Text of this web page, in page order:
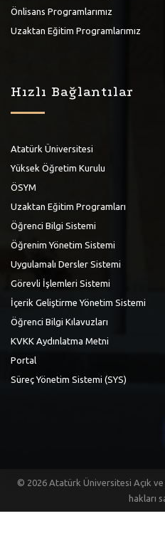
Önlisans Programlarımız
Uzaktan Eğitim Programlarımız
Hızlı Bağlantılar
Atatürk Üniversitesi
Yüksek Öğretim Kurulu
ÖSYM
Uzaktan Eğitim Programları
Öğrenci Bilgi Sistemi
Öğrenim Yönetim Sistemi
Uygulamalı Dersler Sistemi
Görevli İşlemleri Sistemi
İçerik Geliştirme Yönetim Sistemi
Öğrenci Bilgi Kılavuzları
KVKK Aydınlatma Metni
Portal
Süreç Yönetim Sistemi (SYS)
© 2026 Atatürk Üniversitesi Açık
hakları